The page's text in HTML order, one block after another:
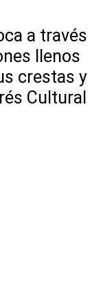
a través
llenos
crestas y
Cultural